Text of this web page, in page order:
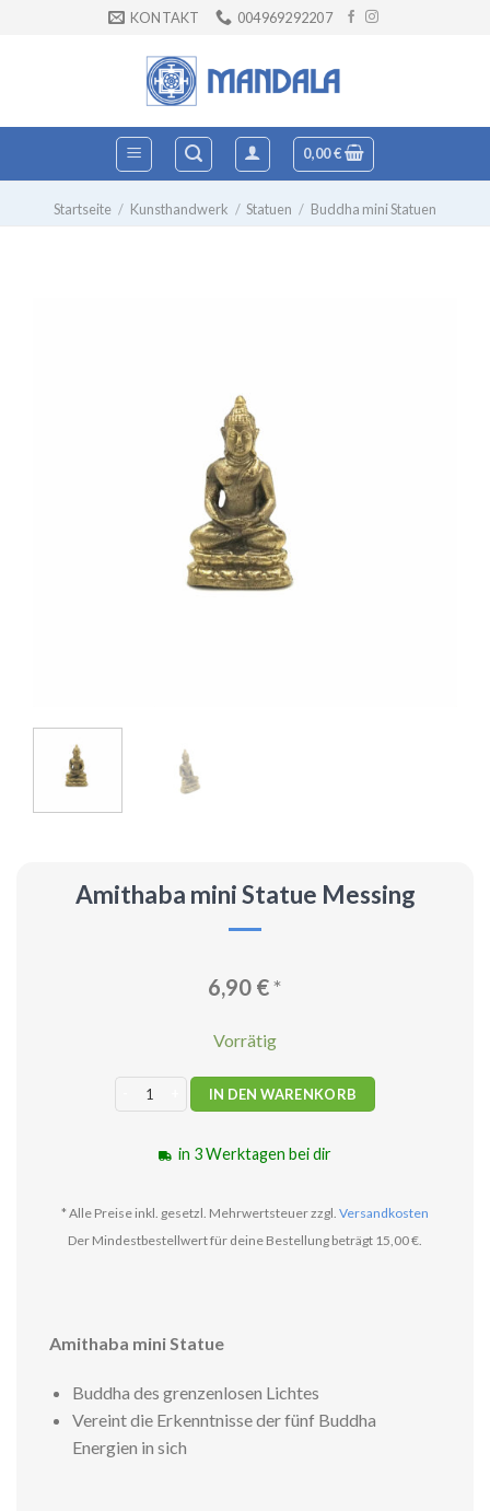
KONTAKT 004969292207
0,00€
Startseite / Kunsthandwerk / Statuen / Buddha mini Statuen
Amithaba mini Statue Messing
6,90 €*
Vorrätig
Amithaba mini Statue Messing Menge
IN DEN WARENKORB
in 3 Werktagen bei dir
* Alle Preise inkl. gesetzl. Mehrwertsteuer zzgl. Versandkosten
Der Mindestbestellwert für deine Bestellung beträgt 15,00 €.
Amithaba mini Statue
Buddha des grenzenlosen Lichtes
Vereint die Erkenntnisse der fünf Buddha
Energien in sich